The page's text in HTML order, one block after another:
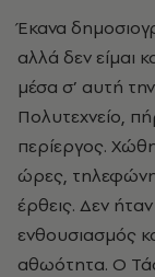
Έκανα
αλλά δεν είμαι
μέσα σ’ αυτή
Πολυτεχνείο,
περίεργος.
ώρες,
έρθεις. Δεν
ενθουσιασμός
αθωότητα. Ο